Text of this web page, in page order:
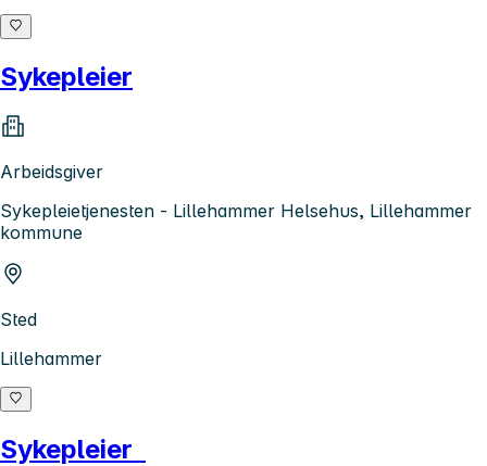
Sykepleier
Arbeidsgiver
Sykepleietjenesten - Lillehammer Helsehus, Lillehammer
kommune
Sted
Lillehammer
Sykepleier